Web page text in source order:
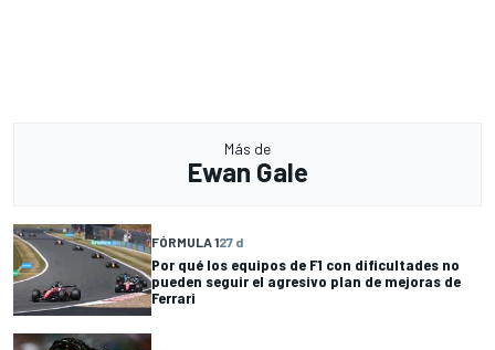
Más de
Ewan Gale
FÓRMULA 127 d
Por qué los equipos de F1 con dificultades no
pueden seguir el agresivo plan de mejoras de
Ferrari